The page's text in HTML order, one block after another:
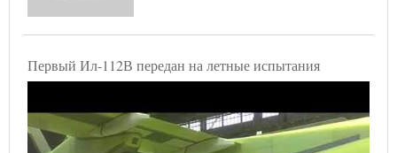
Первый Ил-112В передан на летные испытания